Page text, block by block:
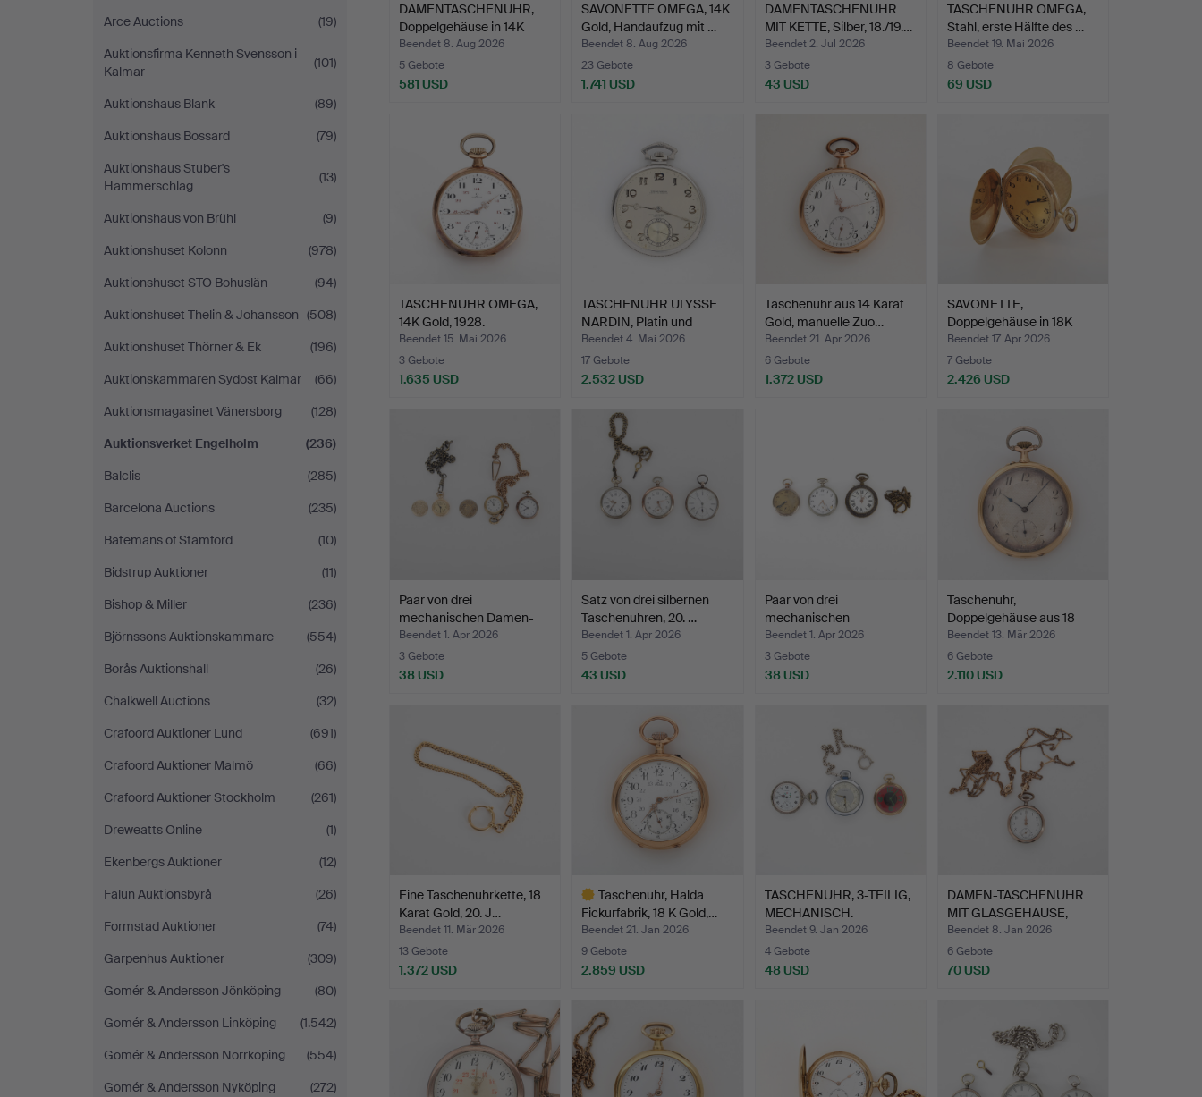
Arce Auctions
(19)
Auktionsfirma Kenneth Svensson i
Kalmar
(101)
Auktionshaus Blank
(89)
Auktionshaus Bossard
(79)
Auktionshaus Stuber's
Hammerschlag
(13)
Auktionshaus von Brühl
(9)
Auktionshuset Kolonn
(978)
Auktionshuset STO Bohuslän
(94)
Auktionshuset Thelin & Johansson (508)
Auktionshuset Thörner & Ek
(196)
Auktionskammaren Sydost Kalmar
(66)
Auktionsmagasinet Vänersborg
(128)
Auktionsverket Engelholm
(236)
Balclis
(285)
Barcelona Auctions
(235)
Batemans of Stamford
(10)
Bidstrup Auktioner
(11)
Bishop & Miller
(236)
Björnssons Auktionskammare
(554)
Borås Auktionshall
(26)
Chalkwell Auctions
(32)
Crafoord Auktioner Lund
(691)
Crafoord Auktioner Malmö
(66)
Crafoord Auktioner Stockholm
(261)
Dreweatts Online
(1)
Ekenbergs Auktioner
(12)
Falun Auktionsbyrå
(26)
Formstad Auktioner
(74)
Garpenhus Auktioner
(309)
Gomér & Andersson Jönköping
(80)
Gomér & Andersson Linköping
(1.542)
Gomér & Andersson Norrköping
(554)
Gomér & Andersson Nyköping
(272)
DAMENTASCHENUHR,
Doppelgehäuse in 14K
Gold…
Beendet 8. Aug 2026
5 Gebote
581 USD
SAVONETTE OMEGA, 14K
Gold, Handaufzug mit …
Beendet 8. Aug 2026
23 Gebote
1.741 USD
DAMENTASCHENUHR
MIT KETTE, Silber, 18./19.…
Beendet 2. Jul 2026
3 Gebote
43 USD
TASCHENUHR OMEGA,
Stahl, erste Hälfte des …
Beendet 19. Mai 2026
8 Gebote
69 USD
TASCHENUHR OMEGA,
14K Gold, 1928.
Beendet 15. Mai 2026
3 Gebote
1.635 USD
TASCHENUHR ULYSSE
NARDIN, Platin und
Diama…
Beendet 4. Mai 2026
17 Gebote
2.532 USD
Taschenuhr aus 14 Karat
Gold, manuelle Zuo…
Beendet 21. Apr 2026
6 Gebote
1.372 USD
SAVONETTE,
Doppelgehäuse in 18K
Gold, Anke…
Beendet 17. Apr 2026
7 Gebote
2.426 USD
Paar von drei
mechanischen Damen-
Taschenuh…
Beendet 1. Apr 2026
3 Gebote
38 USD
Satz von drei silbernen
Taschenuhren, 20. …
Beendet 1. Apr 2026
5 Gebote
43 USD
Paar von drei
mechanischen
Taschenuhren, 2…
Beendet 1. Apr 2026
3 Gebote
38 USD
Taschenuhr,
Doppelgehäuse aus 18
Karat Gol…
Beendet 13. Mär 2026
6 Gebote
2.110 USD
Eine Taschenuhrkette, 18
Karat Gold, 20. J…
Beendet 11. Mär 2026
13 Gebote
1.372 USD
Taschenuhr, Halda
Fickurfabrik, 18 K Gold,…
Beendet 21. Jan 2026
9 Gebote
2.859 USD
Objekt
TASCHENUHR, 3-TEILIG,
MECHANISCH.
Beendet 9. Jan 2026
4 Gebote
48 USD
DAMEN-TASCHENUHR
MIT GLASGEHÄUSE,
Silber, …
Beendet 8. Jan 2026
6 Gebote
70 USD